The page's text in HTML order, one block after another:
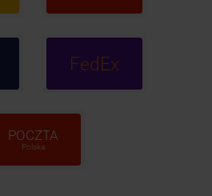
FedEx
POCZTA
Polska